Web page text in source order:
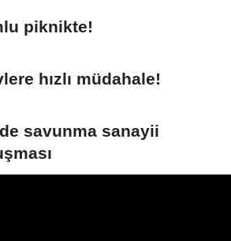
piknikte!
hızlı müdahale!
savunma sanayii